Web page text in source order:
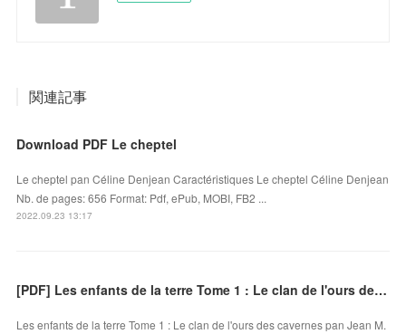
関連記事
Download PDF Le cheptel
Le cheptel pan Céline Denjean Caractéristiques Le cheptel Céline Denjean
Nb. de pages: 656 Format: Pdf, ePub, MOBI, FB2 ...
2022.09.23 13:17
[PDF] Les enfants de la terre Tome 1 : Le clan de l'ours des cavernes download
Les enfants de la terre Tome 1 : Le clan de l'ours des cavernes pan Jean M.